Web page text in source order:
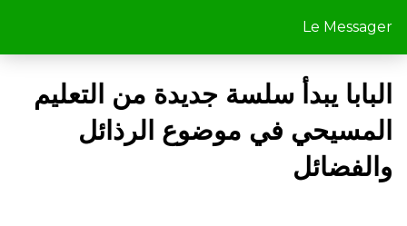
Le Messager
البابا يبدأ سلسة جديدة من التعليم
المسيحي في موضوع الرذائل
والفضائل